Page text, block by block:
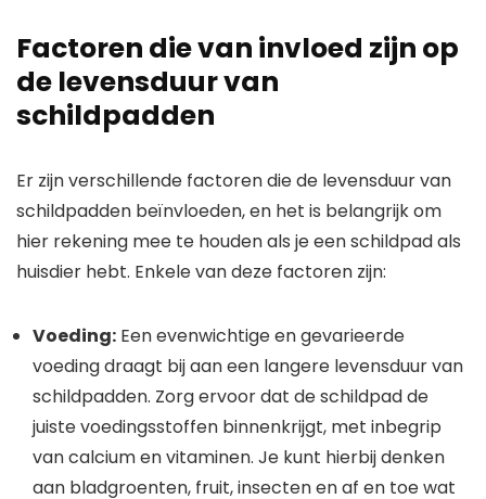
Factoren die van invloed zijn op
de levensduur van
schildpadden
Er zijn verschillende factoren die de levensduur van
schildpadden beïnvloeden, en het is belangrijk om
hier rekening mee te houden als je een schildpad als
huisdier hebt. Enkele van deze factoren zijn:
Voeding: Een evenwichtige en gevarieerde
voeding draagt bij aan een langere levensduur van
schildpadden. Zorg ervoor dat de schildpad de
juiste voedingsstoffen binnenkrijgt, met inbegrip
van calcium en vitaminen. Je kunt hierbij denken
aan bladgroenten, fruit, insecten en af en toe wat